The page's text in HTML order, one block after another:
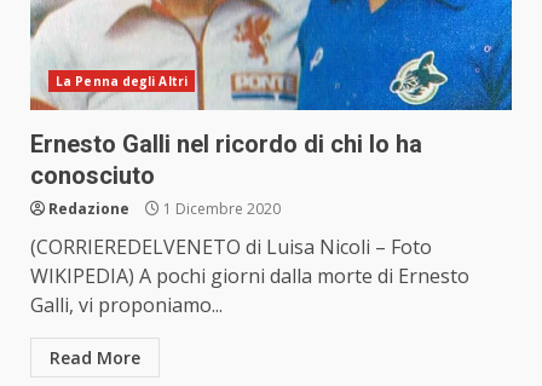
La Penna degli Altri
Ernesto Galli nel ricordo di chi lo ha
conosciuto
Redazione 1 Dicembre 2020
(CORRIEREDELVENETO di Luisa Nicoli – Foto
WIKIPEDIA) A pochi giorni dalla morte di Ernesto
Galli, vi proponiamo...
Read More